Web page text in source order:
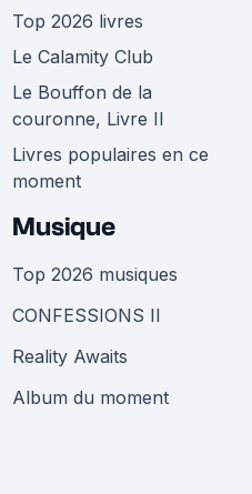
Top 2026 livres
Le Calamity Club
Le Bouffon de la
couronne, Livre II
Livres populaires en ce
moment
Musique
Top 2026 musiques
CONFESSIONS II
Reality Awaits
Album du moment